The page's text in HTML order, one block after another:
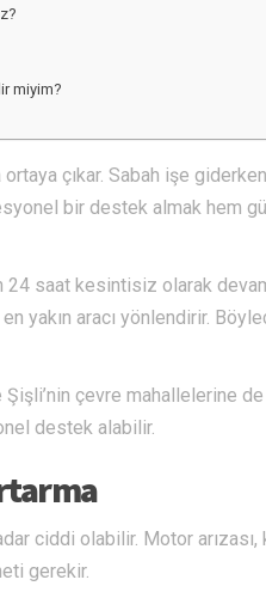
miyim?
çıkar. Sabah işe
bir destek almak hem
24 saat kesintisiz olarak
yakın aracı yönlendirir.
çevre mahallelerine
destek alabilir.
ciddi olabilir. Motor
gerekir.